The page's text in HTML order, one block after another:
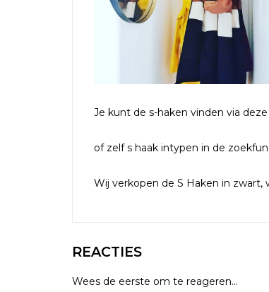
Je kunt de s-haken vinden via deze
of zelf s haak intypen in de
Wij verkopen de S Haken in zwart,
REACTIES
Wees de eerste om te reageren...